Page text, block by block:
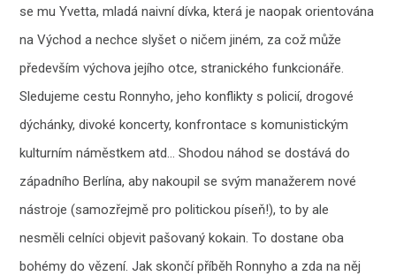
se mu Yvetta, mladá naivní dívka, která je naopak orientována
na Východ a nechce slyšet o ničem jiném, za což může
především výchova jejího otce, stranického funkcionáře.
Sledujeme cestu Ronnyho, jeho konflikty s policií, drogové
dýchánky, divoké koncerty, konfrontace s komunistickým
kulturním náměstkem atd… Shodou náhod se dostává do
západního Berlína, aby nakoupil se svým manažerem nové
nástroje (samozřejmě pro politickou píseň!), to by ale
nesměli celníci objevit pašovaný kokain. To dostane oba
bohémy do vězení. Jak skončí příběh Ronnyho a zda na něj